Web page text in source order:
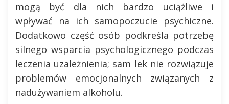
mogą być dla nich bardzo uciążliwe i
wpływać na ich samopoczucie psychiczne.
Dodatkowo część osób podkreśla potrzebę
silnego wsparcia psychologicznego podczas
leczenia uzależnienia; sam lek nie rozwiązuje
problemów emocjonalnych związanych z
nadużywaniem alkoholu.